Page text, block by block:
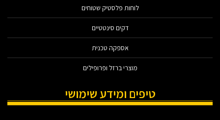
לוחות פלסטיק שטוחים
דקים סינטטיים
אספקה טכנית
מוצרי ברזל ופרופילים
טיפים ומידע שימושי